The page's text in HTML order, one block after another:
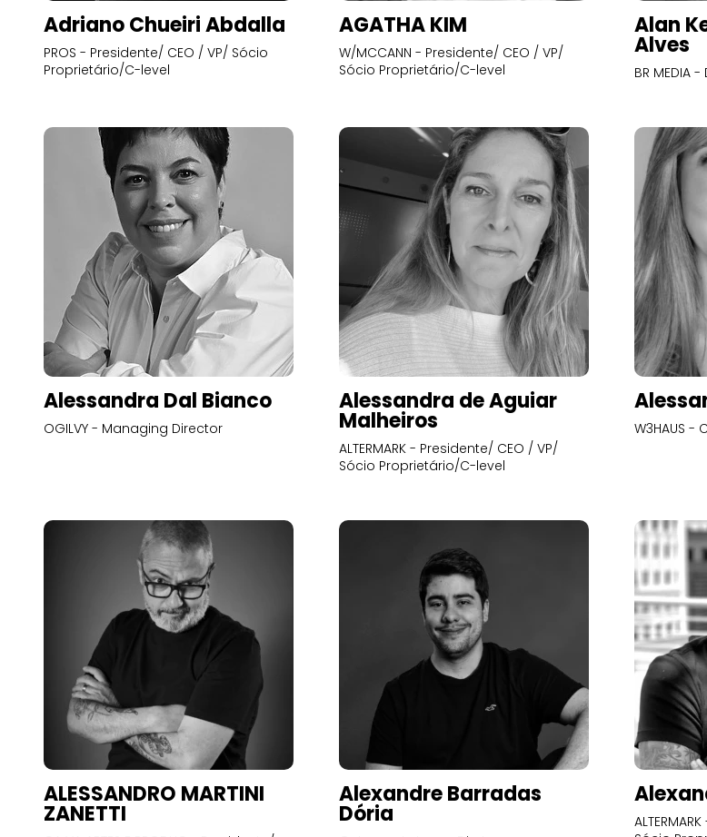
Adriano Chueiri Abdalla
PROS - Presidente/ CEO / VP/ Sócio
Proprietário/C-level
AGATHA KIM
W/MCCANN - Presidente/ CEO / VP/
Sócio Proprietário/C-level
Alan
Alves
BR MEDIA
Alessandra Dal Bianco
OGILVY - Managing Director
Alessandra de Aguiar
Malheiros
ALTERMARK - Presidente/ CEO / VP/
Sócio Proprietário/C-level
W3HAUS -
ALESSANDRO MARTINI
ZANETTI
Alexandre Barradas
Dória